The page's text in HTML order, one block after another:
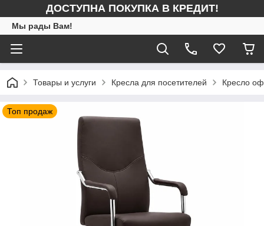
ДОСТУПНА ПОКУПКА В КРЕДИТ!
Мы рады Вам!
Товары и услуги Кресла для посетителей Кресло
Топ продаж